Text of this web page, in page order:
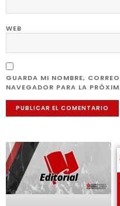
WEB
GUARDA MI NOMBRE,
NAVEGADOR PARA LA